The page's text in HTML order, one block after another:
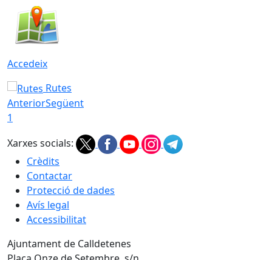
Accedeix
Rutes
AnteriorSegüent
1
Xarxes socials:
Crèdits
Contactar
Protecció de dades
Avís legal
Accessibilitat
Ajuntament de Calldetenes